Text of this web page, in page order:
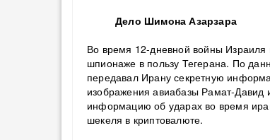
Дело Шимона Азарзара
Во время 12-дневной войны
шпионаже в пользу Тегерана. По
передавал Ирану секретную
изображения авиабазы Рамат-Давид
информацию об ударах во время
шекеля в криптовалюте.